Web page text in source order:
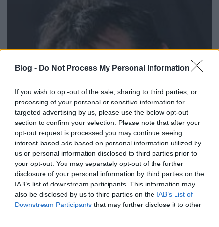
Blog - Do Not Process My Personal Information
If you wish to opt-out of the sale, sharing to third parties, or
processing of your personal or sensitive information for
targeted advertising by us, please use the below opt-out
section to confirm your selection. Please note that after your
opt-out request is processed you may continue seeing
interest-based ads based on personal information utilized by
us or personal information disclosed to third parties prior to
your opt-out. You may separately opt-out of the further
disclosure of your personal information by third parties on the
IAB’s list of downstream participants. This information may
also be disclosed by us to third parties on the IAB’s List of
Downstream Participants that may further disclose it to other
Buddy (Jon Hamm) - László Zsolt